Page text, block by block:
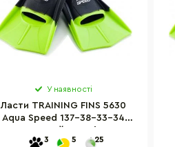
У наявності
Ласти TRAINING FINS 5630
Aqua Speed 137-38-33-34
3 5 25